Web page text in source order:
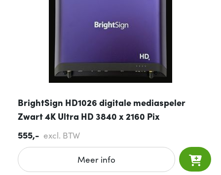
BrightSign HD1026 digitale mediaspeler
Zwart 4K Ultra HD 3840 x 2160 Pix
555,- excl. BTW
Meer info